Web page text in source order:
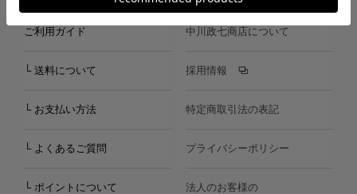
ご利用ガイド
└ 送料について
└ お支払い方法
└ よくあるご質問
└ ポイントについて
中川政七商店について
採用情報
特定商取引法の表記
プライバシーポリシー
法人のお客様の